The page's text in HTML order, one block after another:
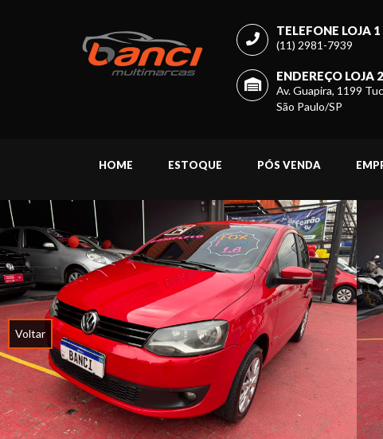
TELEFONE LOJA 1
(11) 2981-7939
ENDEREÇO LOJA 2
Av. Guapira, 1199
São Paulo/SP
HOME ESTOQUE PÓS VENDA
Voltar